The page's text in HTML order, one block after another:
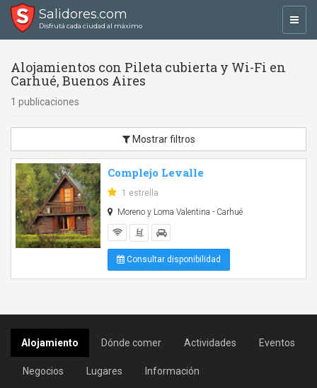
Salidores.com
Disfrutá cada ciudad al máximo
Alojamientos con Pileta cubierta y Wi-Fi en
Carhué, Buenos Aires
1 publicaciones
Mostrar filtros
Complejo Levalle
1 estrella
Moreno y Loma Valentina - Carhué
Consultar disponibilidad
Alojamiento Dónde comer Actividades Eventos
Negocios Lugares Información